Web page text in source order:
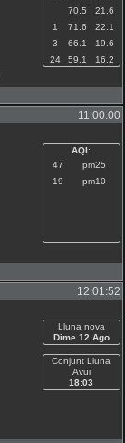
70.5
21.6
1
71.6
22.1
3
66.1
19.6
24
59.1 16.2
11:00:00
AQI:
47
pm25
19
pm10
12:01:52
Lluna nova
Dime 12 Ago
Conjunt Lluna
Avui
18:03